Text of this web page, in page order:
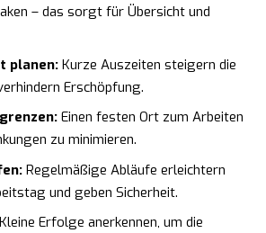
– das sorgt für Übersicht und
planen:Kurze Auszeiten steigern die
Erschöpfung.
Einen festen Ort zum Arbeiten
zu minimieren.
Regelmäßige Abläufe erleichtern
und geben Sicherheit.
Kleine Erfolge anerkennen, um die